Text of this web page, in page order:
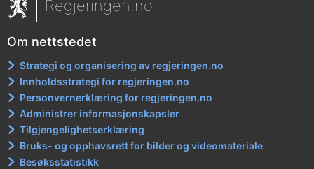
Regjeringen.no
Om nettstedet
Strategi og organisering av regjeringen.no
Innholdsstrategi for regjeringen.no
Personvernerklæring for regjeringen.no
Administrer informasjonskapsler
Tilgjengelighetserklæring
Bruks- og opphavsrett for bilder og videomateriale
Besøksstatistikk